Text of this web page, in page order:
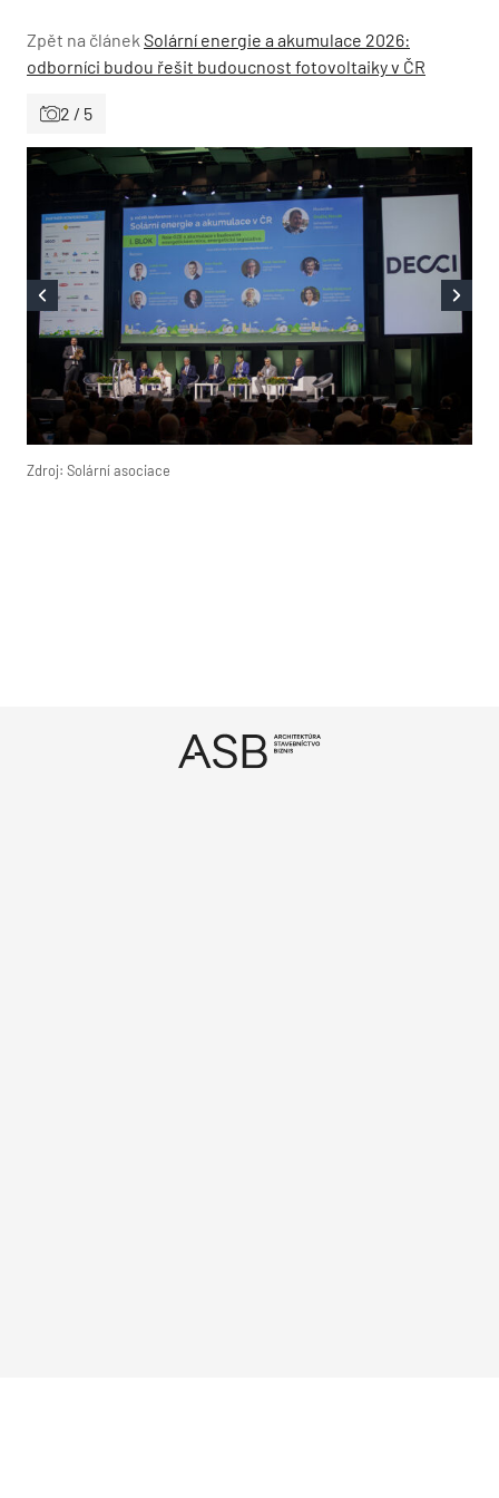
Zpět na článek Solární energie a akumulace 2026:
odborníci budou řešit budoucnost fotovoltaiky v ČR
2 / 5
Zdroj: Solární asociace